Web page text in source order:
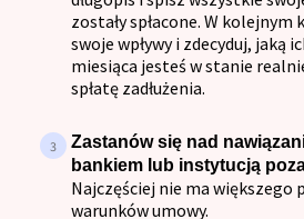
zostały spłacone. W
swoje wpływy i zdecyduj, jaką
miesiąca jesteś w stanie
spłatę zadłużenia.
Zastanów się nad
bankiem lub instytucją
Najczęściej nie ma większego
warunków umowy.